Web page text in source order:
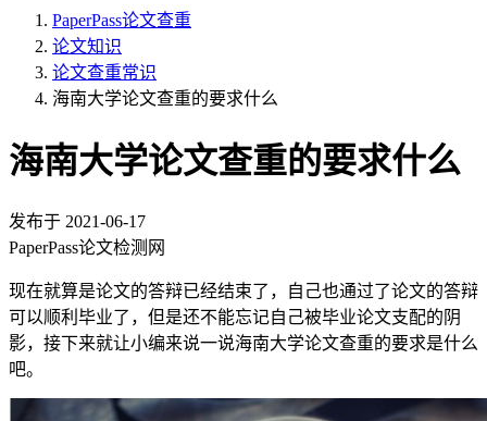
PaperPass论文查重
论文知识
论文查重常识
海南大学论文查重的要求什么
海南大学论文查重的要求什么
发布于 2021-06-17
PaperPass论文检测网
现在就算是论文的答辩已经结束了，自己也通过了论文的答辩
可以顺利毕业了，但是还不能忘记自己被毕业论文支配的阴
影，接下来就让小编来说一说海南大学论文查重的要求是什么
吧。